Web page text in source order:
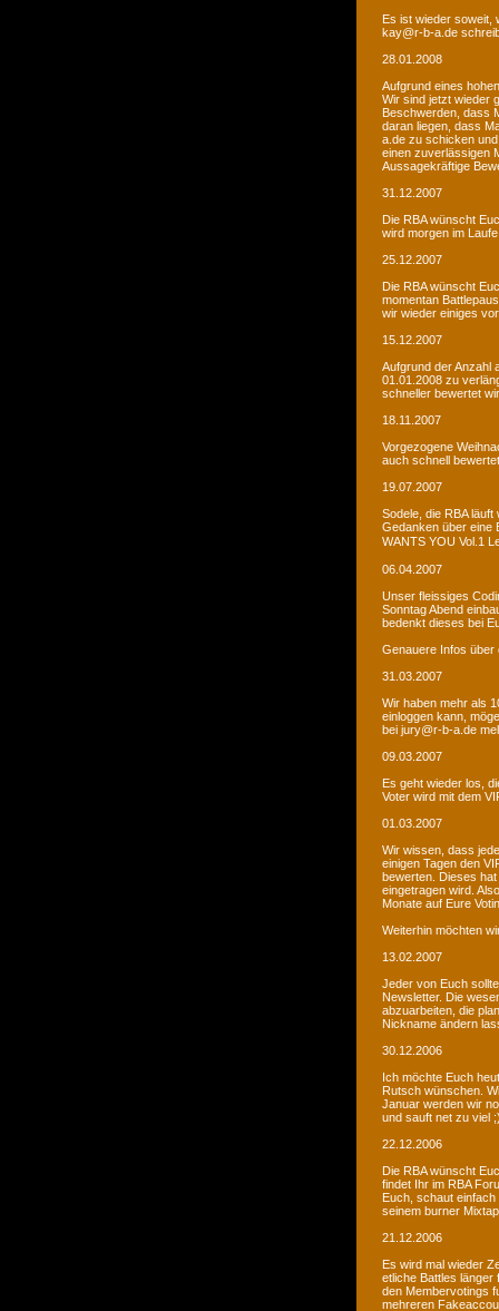
Es ist wieder soweit,
kay@r-b-a.de
28.01.2008
Aufgrund eines
Wir sind jetzt wieder
Beschwerden, dass
daran liegen, dass
a.de zu schicken
einen zuverlässigen
Aussagekräftige
31.12.2007
Die RBA wünscht
wird morgen im
25.12.2007
Die RBA wünscht
momentan
wir wieder einiges
15.12.2007
Aufgrund der Anzahl
01.01.2008 zu
schneller bewertet
18.11.2007
Vorgezogene
auch schnell
19.07.2007
Sodele, die RBA
Gedanken über eine
WANTS YOU Vol.1
06.04.2007
Unser fleissiges
Sonntag Abend
bedenkt dieses bei
Genauere Infos über
31.03.2007
Wir haben mehr als
einloggen kann,
bei jury@r-b-a.de
09.03.2007
Es geht wieder los,
Voter wird mit dem
01.03.2007
Wir wissen, dass
einigen Tagen den
bewerten. Dieses
eingetragen wird.
Monate auf Eure
Weiterhin möchten
13.02.2007
Jeder von Euch
Newsletter. Die
abzuarbeiten, die
Nickname ändern
30.12.2006
Ich möchte Euch
Rutsch wünschen.
Januar werden wir
und sauft net zu viel
22.12.2006
Die RBA wünscht
findet Ihr im RBA
Euch, schaut einfach
seinem burner
21.12.2006
Es wird mal wieder
etliche Battles länger
den Membervotings
mehreren